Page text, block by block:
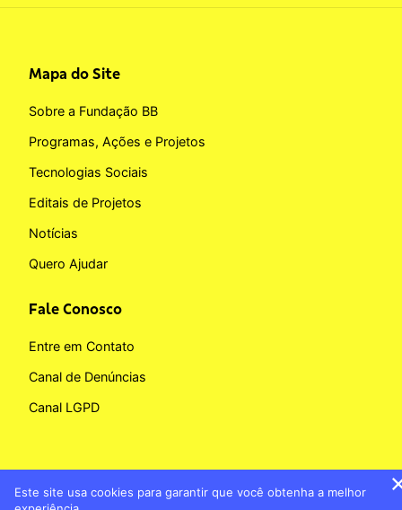
Mapa do Site
Sobre a Fundação BB
Programas, Ações e Projetos
Tecnologias Sociais
Editais de Projetos
Notícias
Quero Ajudar
Fale Conosco
Entre em Contato
Canal de Denúncias
Canal LGPD
Este site usa cookies para garantir que você obtenha a melhor